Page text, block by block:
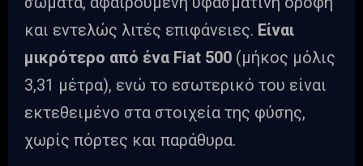
και εντελώς λιτές επιφάνειες. Είναι
μικρότερο από ένα Fiat 500 (μήκος μόλις
3,31 μέτρα), ενώ το εσωτερικό του είναι
εκτεθειμένο στα στοιχεία της φύσης,
χωρίς πόρτες και παράθυρα.